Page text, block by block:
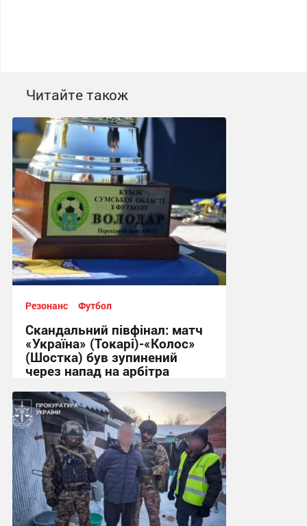
Читайте також
Резонанс Футбол
Скандальний півфінал: матч
«Україна» (Токарі)-«Колос»
(Шостка) був зупинений
через напад на арбітра
22:25, 2.08.2026